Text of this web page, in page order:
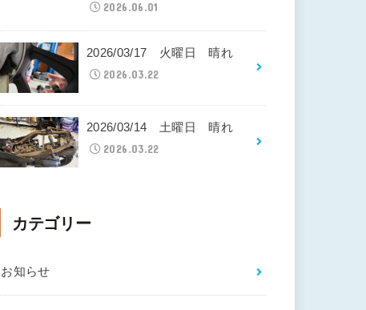
2026.06.01
2026/03/17 火曜日 晴れ
2026.03.22
2026/03/14 土曜日 晴れ
2026.03.22
カテゴリー
お知らせ